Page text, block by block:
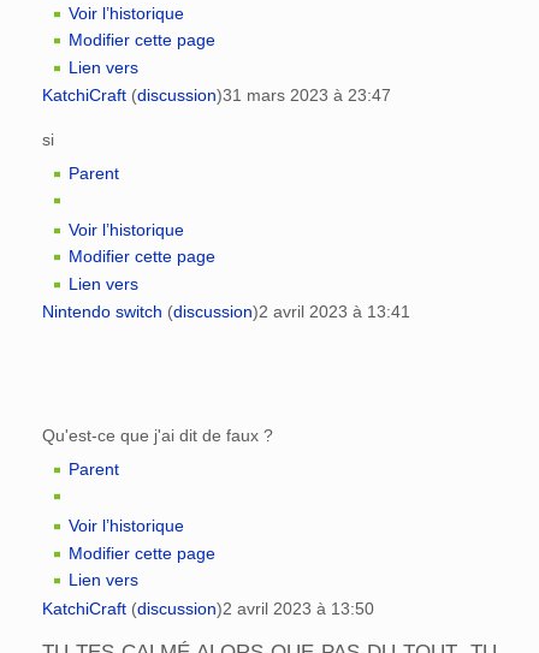
Voir l’historique
Modifier cette page
Lien vers
KatchiCraft (discussion)31 mars 2023 à 23:47
si
Parent
Voir l’historique
Modifier cette page
Lien vers
Nintendo switch (discussion)2 avril 2023 à 13:41
Qu'est-ce que j'ai dit de faux ?
Parent
Voir l’historique
Modifier cette page
Lien vers
KatchiCraft (discussion)2 avril 2023 à 13:50